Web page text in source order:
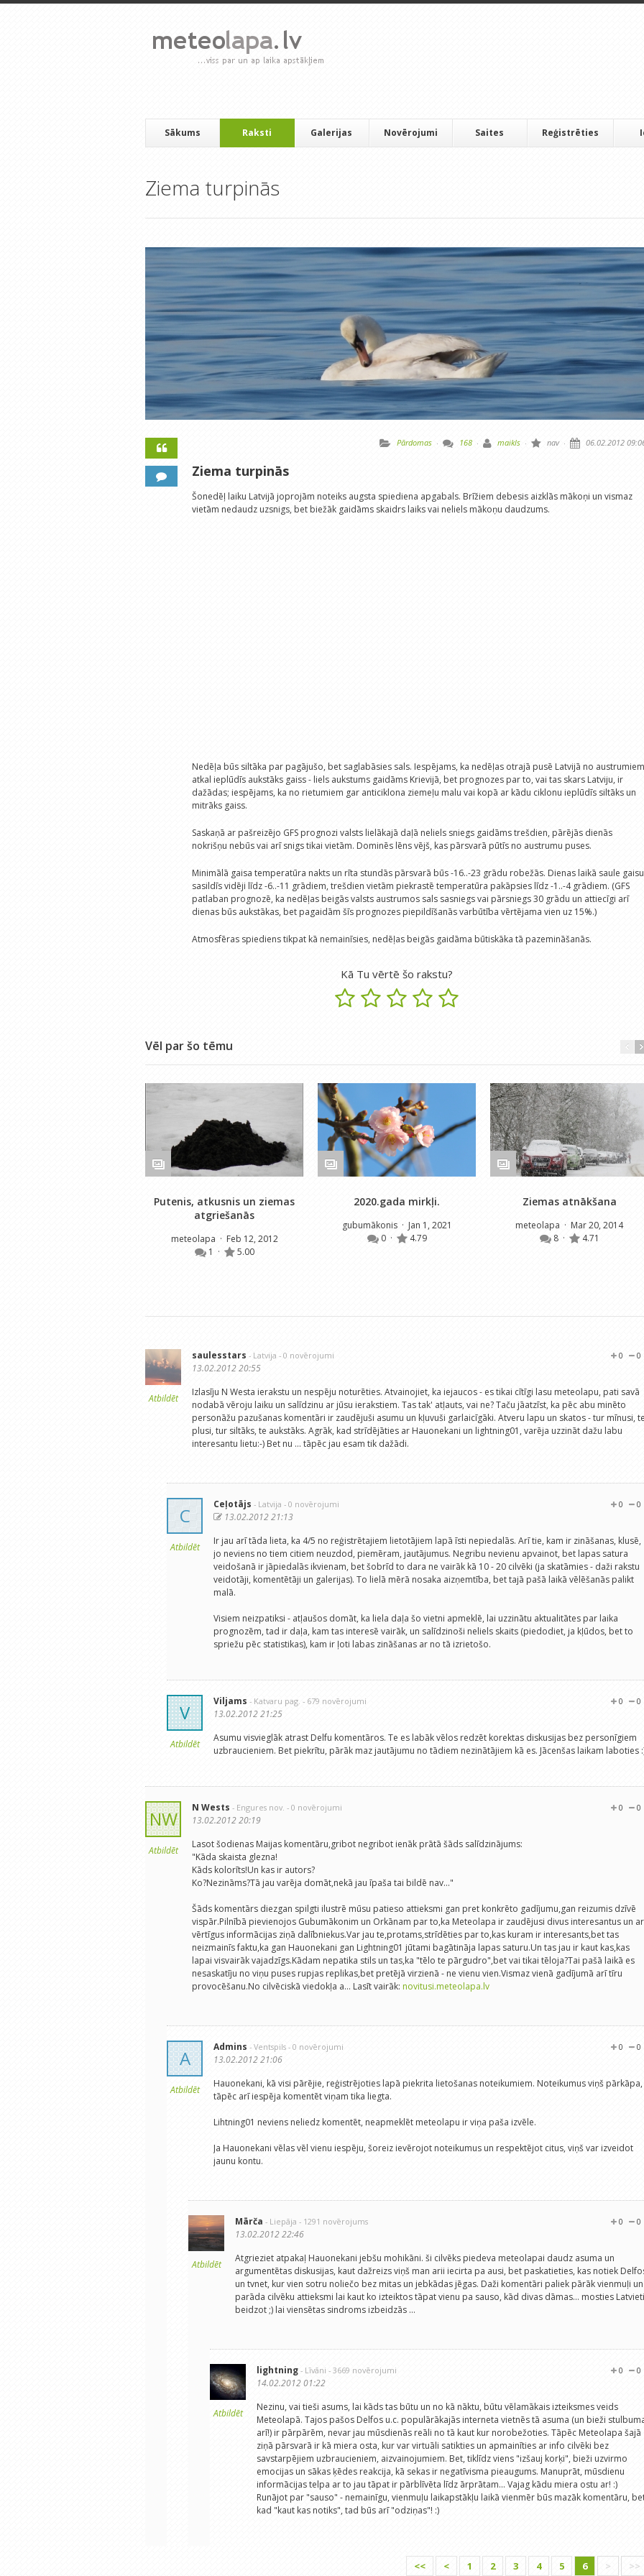
Sākums Raksti Galerijas Novērojumi Saites Reģistrēties
Ziema turpinās
Pārdomas · 168 · maikls · nav · 06.02.2012
Ziema turpinās
Šonedēļ laiku Latvijā joprojām noteiks augsta spiediena apgabals. Brīžiem debesis aizklās mākoņi un vismaz
vietām nedaudz uzsnigs, bet biežāk gaidāms skaidrs laiks vai neliels mākoņu daudzums.
Nedēļa būs siltāka par pagājušo, bet saglabāsies sals. Iespējams, ka nedēļas otrajā pusē Latvijā no austrumiem
atkal ieplūdīs aukstāks gaiss - liels aukstums gaidāms Krievijā, bet prognozes par to, vai tas skars Latviju, ir
dažādas; iespējams, ka no rietumiem gar anticiklona ziemeļu malu vai kopā ar kādu ciklonu ieplūdīs siltāks un
mitrāks gaiss.
Saskaņā ar pašreizējo GFS prognozi valsts lielākajā daļā neliels sniegs gaidāms trešdien, pārējās dienās
nokrišņu nebūs vai arī snigs tikai vietām. Dominēs lēns vējš, kas pārsvarā pūtīs no austrumu puses.
Minimālā gaisa temperatūra nakts un rīta stundās pārsvarā būs -16..-23 grādu robežās. Dienas laikā saule gaisu
sasildīs vidēji līdz -6..-11 grādiem, trešdien vietām piekrastē temperatūra pakāpsies līdz -1..-4 grādiem. (GFS
patlaban prognozē, ka nedēļas beigās valsts austrumos sals sasniegs vai pārsniegs 30 grādu un attiecīgi arī
dienas būs aukstākas, bet pagaidām šīs prognozes piepildīšanās varbūtība vērtējama vien uz 15%.)
Atmosfēras spiediens tikpat kā nemainīsies, nedēļas beigās gaidāma būtiskāka tā pazemināšanās.
Kā Tu vērtē šo rakstu?
Vēl par šo tēmu
Putenis, atkusnis un ziemas
atgriešanās
meteolapa · Feb 12, 2012
1 · 5.00
2020.gada mirkļi.
gubumākonis · Jan 1, 2021
0 · 4.79
Ziemas atnākšana
meteolapa · Mar 20, 2014
8 · 4.71
Atbildēt
saulesstars - Latvija - 0 novērojumi 0
0
13.02.2012 20:55
Izlasīju N Westa ierakstu un nespēju noturēties. Atvainojiet, ka iejaucos - es tikai cītīgi lasu meteolapu, pati savā
nodabā vēroju laiku un salīdzinu ar jūsu ierakstiem. Tas tak' atļauts, vai ne? Taču jāatzīst, ka pēc abu minēto
personāžu pazušanas komentāri ir zaudējuši asumu un kļuvuši garlaicīgāki. Atveru lapu un skatos - tur mīnusi,
plusi, tur siltāks, te aukstāks. Agrāk, kad strīdējāties ar Hauonekani un lightning01, varēja uzzināt dažu labu
interesantu lietu:-) Bet nu ... tāpēc jau esam tik dažādi.
C
Atbildēt
Ceļotājs - Latvija - 0 novērojumi 0
0
13.02.2012 21:13
Ir jau arī tāda lieta, ka 4/5 no reģistrētajiem lietotājiem lapā īsti nepiedalās. Arī tie, kam ir zināšanas, klusē,
jo neviens no tiem citiem neuzdod, piemēram, jautājumus. Negribu nevienu apvainot, bet lapas satura
veidošanā ir jāpiedalās ikvienam, bet šobrīd to dara ne vairāk kā 10 - 20 cilvēki (ja skatāmies - daži rakstu
veidotāji, komentētāji un galerijas). To lielā mērā nosaka aizņemtība, bet tajā pašā laikā vēlēšanās palikt
malā.
Visiem neizpatiksi - atļaušos domāt, ka liela daļa šo vietni apmeklē, lai uzzinātu aktualitātes par laika
prognozēm, tad ir daļa, kam tas interesē vairāk, un salīdzinoši neliels skaits (piedodiet, ja kļūdos, bet to
spriežu pēc statistikas), kam ir ļoti labas zināšanas ar no tā izrietošo.
V
Atbildēt
Viljams - Katvaru pag. - 679 novērojumi 0
0
13.02.2012 21:25
Asumu visvieglāk atrast Delfu komentāros. Te es labāk vēlos redzēt korektas diskusijas bez personīgiem
uzbraucieniem. Bet piekrītu, pārāk maz jautājumu no tādiem nezinātājiem kā es. Jācenšas laikam laboties
NW
Atbildēt
N Wests - Engures nov. - 0 novērojumi 0
0
13.02.2012 20:19
Lasot šodienas Maijas komentāru,gribot negribot ienāk prātā šāds salīdzinājums:
"Kāda skaista glezna!
Kāds kolorīts!Un kas ir autors?
Ko?Nezināms?Tā jau varēja domāt,nekā jau īpaša tai bildē nav..."
Šāds komentārs diezgan spilgti ilustrē mūsu patieso attieksmi gan pret konkrēto gadījumu,gan reizumis dzīvē
vispār.Pilnībā pievienojos Gubumākonim un Orkānam par to,ka Meteolapa ir zaudējusi divus interesantus un
vērtīgus informācijas ziņā dalībniekus.Var jau te,protams,strīdēties par to,kas kuram ir interesants,bet tas
neizmainīs faktu,ka gan Hauonekani gan Lightning01 jūtami bagātināja lapas saturu.Un tas jau ir kaut kas,kas
lapai visvairāk vajadzīgs.Kādam nepatika stils un tas,ka "tēlo te pārgudro",bet vai tikai tēloja?Tai pašā laikā es
nesaskatīju no viņu puses rupjas replikas,bet pretējā virzienā - ne vienu vien.Vismaz vienā gadījumā arī tīru
provocēšanu.No cilvēciskā viedokļa a… Lasīt vairāk: novitusi.meteolapa.lv
A
Atbildēt
Admins - Ventspils - 0 novērojumi 0
0
13.02.2012 21:06
Hauonekani, kā visi pārējie, reģistrējoties lapā piekrita lietošanas noteikumiem. Noteikumus viņš pārkāpa,
tāpēc arī iespēja komentēt viņam tika liegta.
Lihtning01 neviens neliedz komentēt, neapmeklēt meteolapu ir viņa paša izvēle.
Ja Hauonekani vēlas vēl vienu iespēju, šoreiz ievērojot noteikumus un respektējot citus, viņš var izveidot
jaunu kontu.
Atbildēt
Mārča - Liepāja - 1291 novērojums 0
0
13.02.2012 22:46
Atgrieziet atpakaļ Hauonekani jebšu mohikāni. ši cilvēks piedeva meteolapai daudz asuma un
argumentētas diskusijas, kaut dažreizs viņš man arii iecirta pa ausi, bet paskatieties, kas notiek
un tvnet, kur vien sotru noliečo bez mitas un jebkādas jēgas. Daži komentāri paliek pārāk vienmuļi un
parāda cilvēku attieksmi lai kaut ko izteiktos tāpat vienu pa sauso, kād divas dāmas... mosties Latvieti
beidzot ;) lai viensētas sindroms izbeidzās ...
Atbildēt
lightning - Līvāni - 3669 novērojumi 0
0
14.02.2012 01:22
Nezinu, vai tieši asums, lai kāds tas būtu un no kā nāktu, būtu vēlamākais izteiksmes veids
Meteolapā. Tajos pašos Delfos u.c. populārākajās interneta vietnēs tā asuma (un bieži
arī!) ir pārpārēm, nevar jau mūsdienās reāli no tā kaut kur norobežoties. Tāpēc Meteolapa šajā
ziņā pārsvarā ir kā miera osta, kur var virtuāli satikties un apmainīties ar info cilvēki bez
savstarpējiem uzbraucieniem, aizvainojumiem. Bet, tiklīdz viens "izšauj korķi", bieži uzvirmo
emocijas un sākas ķēdes reakcija, kā sekas ir negatīvisma pieaugums. Manuprāt, mūsdienu
informācijas telpa ar to jau tāpat ir pārblīvēta līdz ārprātam... Vajag kādu miera ostu ar! :)
Runājot par "sauso" - nemainīgu, vienmuļu laikapstākļu laikā vienmēr būs mazāk komentāru,
kad "kaut kas notiks", tad būs arī "odziņas"! :)
<< < 1 2 3 4 5 6 > >>